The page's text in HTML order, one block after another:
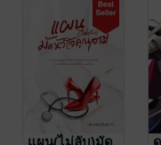
แผน(ไม่ลับ)มัด